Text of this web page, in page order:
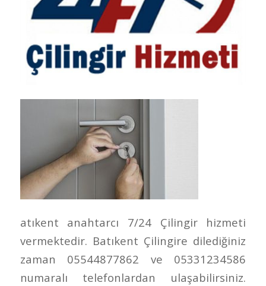
atıkent anahtarcı 7/24 Çilingir hizmeti
vermektedir. Batıkent Çilingire dilediğiniz
zaman 05544877862 ve 05331234586
numaralı telefonlardan ulaşabilirsiniz.